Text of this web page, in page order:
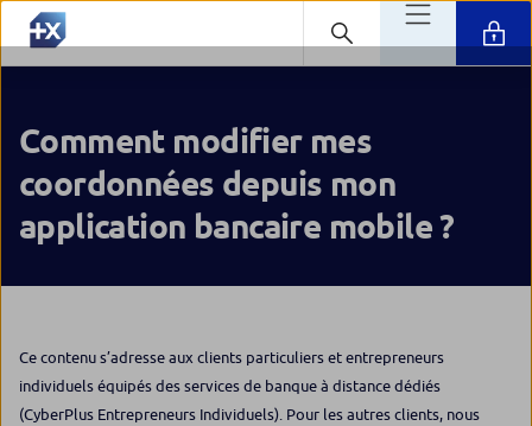
Comment modifier mes
coordonnées depuis mon
application bancaire mobile ?
Ce contenu s’adresse aux clients particuliers et entrepreneurs
individuels équipés des services de banque à distance dédiés
(CyberPlus Entrepreneurs Individuels). Pour les autres clients, nous